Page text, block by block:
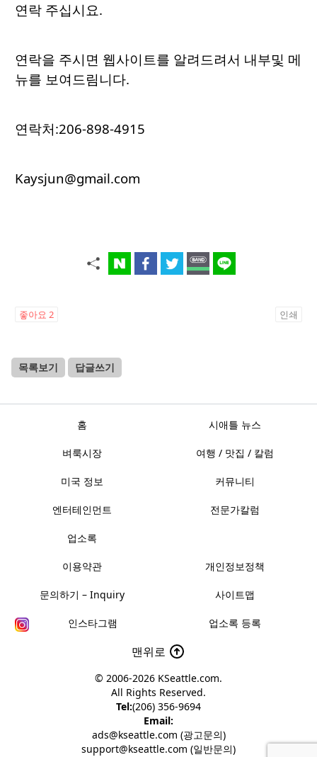
연락 주십시요.
연락을 주시면 웹사이트를 알려드려서 내부및 메
뉴를 보여드림니다.
연락처:206-898-4915
Kaysjun@gmail.com
좋아요 2 인쇄
목록보기 답글쓰기
홈 시애틀 뉴스
벼룩시장 여행 / 맛집 / 칼럼
미국 정보 커뮤니티
엔터테인먼트 전문가칼럼
업소록
이용약관 개인정보정책
문의하기 – Inquiry 사이트맵
인스타그램 업소록 등록
맨위로
© 2006-2026 KSeattle.com.
All Rights Reserved.
Tel:(206) 356-9694
Email:
ads@kseattle.com (광고문의)
support@kseattle.com (일반문의)